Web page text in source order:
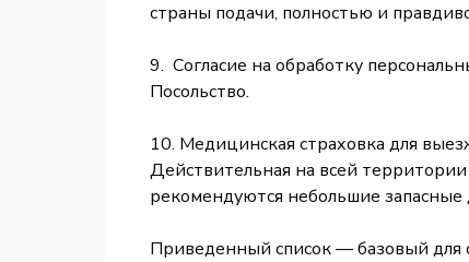
страны подачи, полностью и
9. Согласие на обработку
Посольство.
10. Медицинская страховка для
Действительная на всей
рекомендуются небольшие запасные
Приведенный список — базовый для